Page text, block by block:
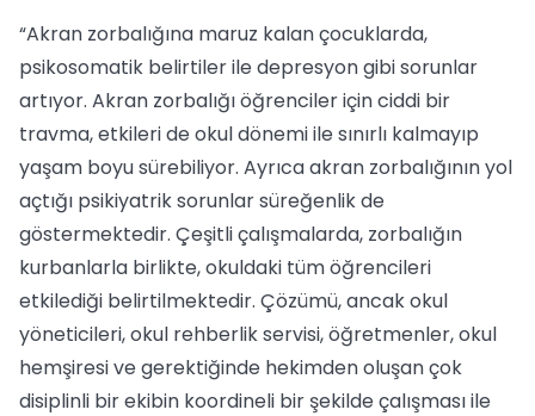
“Akran zorbalığına maruz kalan çocuklarda,
psikosomatik belirtiler ile depresyon gibi sorunlar
artıyor. Akran zorbalığı öğrenciler için ciddi bir
travma, etkileri de okul dönemi ile sınırlı kalmayıp
yaşam boyu sürebiliyor. Ayrıca akran zorbalığının yol
açtığı psikiyatrik sorunlar süreğenlik de
göstermektedir. Çeşitli çalışmalarda, zorbalığın
kurbanlarla birlikte, okuldaki tüm öğrencileri
etkilediği belirtilmektedir. Çözümü, ancak okul
yöneticileri, okul rehberlik servisi, öğretmenler, okul
hemşiresi ve gerektiğinde hekimden oluşan çok
disiplinli bir ekibin koordineli bir şekilde çalışması ile